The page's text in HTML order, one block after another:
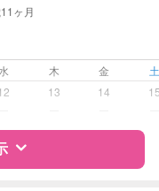
ともに不可
に相談
ヶ月
木 金
13 14